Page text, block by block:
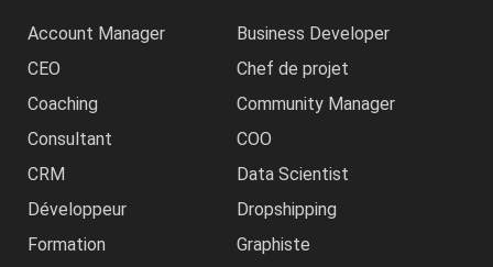
Account Manager
Business Developer
CEO
Chef de projet
Coaching
Community Manager
Consultant
COO
CRM
Data Scientist
Développeur
Dropshipping
Formation
Graphiste